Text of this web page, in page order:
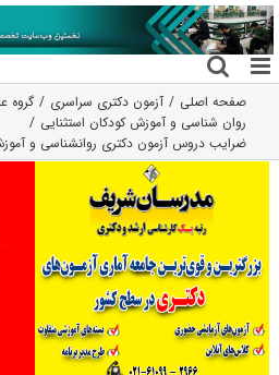
رفتن
به
محتوا
صفحه اصلی آزمون دکتری سراسری
گروه
روان شناسی و آموزش کودکان استثنایی
ضرایب دروس آزمون دکتری روانشناسی و